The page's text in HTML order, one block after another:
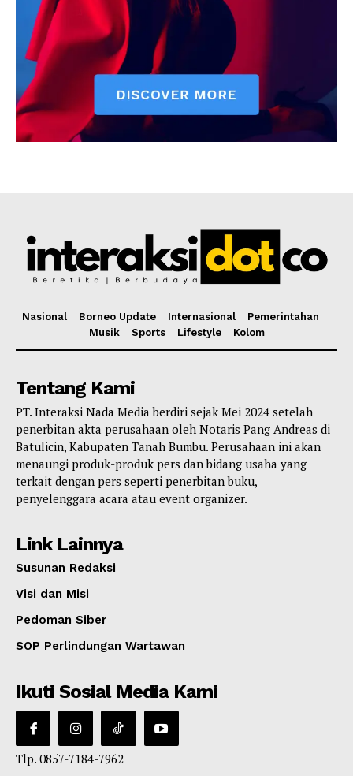
Nasional Borneo Update Internasional
Pemerintahan
Musik
Sports Lifestyle Kolom
Tentang Kami
PT. Interaksi Nada Media berdiri sejak Mei 2024 setelah
penerbitan akta perusahaan oleh Notaris Pang Andreas di
Batulicin, Kabupaten Tanah Bumbu. Perusahaan ini akan
menaungi produk-produk pers dan bidang usaha yang
terkait dengan pers seperti penerbitan buku,
penyelenggara acara atau event organizer.
Link Lainnya
Susunan Redaksi
Visi dan Misi
Pedoman Siber
SOP Perlindungan Wartawan
Ikuti Sosial Media Kami
Tlp. 0857-7184-7962